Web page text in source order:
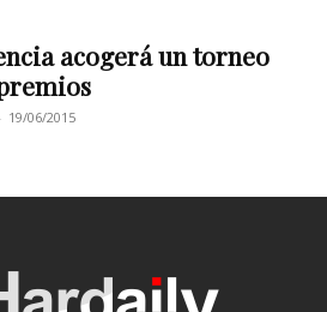
acogerá un torneo
- 19/06/2015